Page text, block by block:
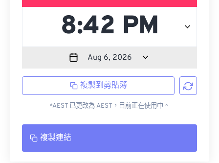
複製到剪貼簿
*AEST 已更改為 AEST，目前正在使用中。
複製連結